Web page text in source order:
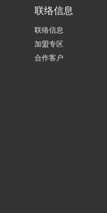
联络信息
联络信息
加盟专区
合作客户